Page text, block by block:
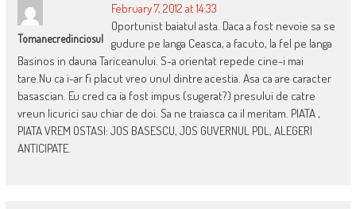
Tomanecredinciosul
February 7, 2012 at 14:33
Oportunist baiatul asta. Daca a fost nevoie sa se
gudure pe langa Ceasca, a facuto, la fel pe langa
Basinos in dauna Tariceanului. S-a orientat repede cine-i mai
tare.Nu ca i-ar fi placut vreo unul dintre acestia. Asa ca are caracter
basascian. Eu cred ca ia fost impus (sugerat?) presului de catre
vreun licurici sau chiar de doi. Sa ne traiasca ca il meritam. PIATA ,
PIATA VREM OSTASI: JOS BASESCU, JOS GUVERNUL PDL, ALEGERI
ANTICIPATE.